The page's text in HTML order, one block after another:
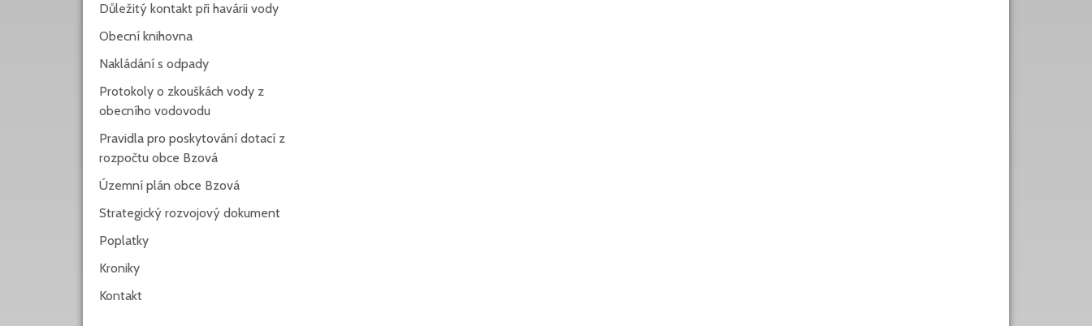
Důležitý kontakt při havárii vody
Obecní knihovna
Nakládání s odpady
Protokoly o zkouškách vody z
obecního vodovodu
Pravidla pro poskytování dotací z
rozpočtu obce Bzová
Územní plán obce Bzová
Strategický rozvojový dokument
Poplatky
Kroniky
Kontakt